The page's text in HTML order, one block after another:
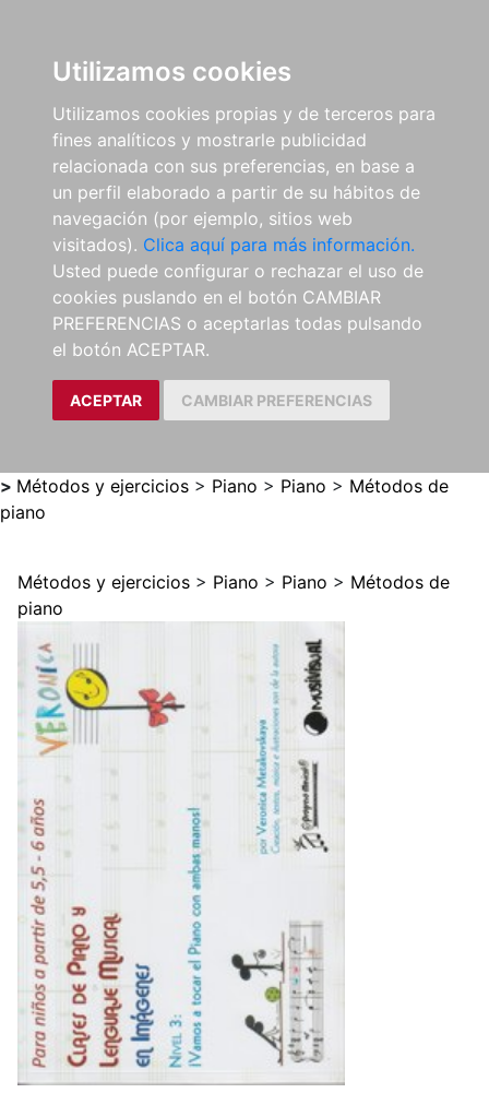
Utilizamos cookies
Utilizamos cookies propias y de terceros para
fines analíticos y mostrarle publicidad
relacionada con sus preferencias, en base a
un perfil elaborado a partir de su hábitos de
navegación (por ejemplo, sitios web
visitados). Clica aquí para más información.
Usted puede configurar o rechazar el uso de
cookies puslando en el botón CAMBIAR
PREFERENCIAS o aceptarlas todas pulsando
el botón ACEPTAR.
ACEPTAR CAMBIAR PREFERENCIAS
> Métodos y ejercicios > Piano > Piano > Métodos de
piano
Métodos y ejercicios > Piano > Piano > Métodos de
piano